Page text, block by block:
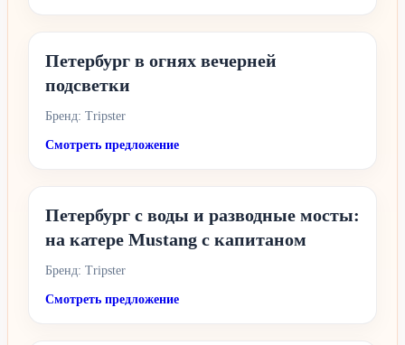
Петербург в огнях вечерней
подсветки
Бренд: Tripster
Смотреть предложение
Петербург с воды и разводные мосты:
на катере Mustang с капитаном
Бренд: Tripster
Смотреть предложение